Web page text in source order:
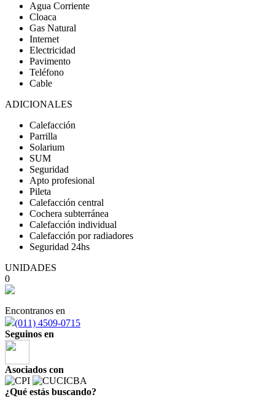
Agua Corriente
Cloaca
Gas Natural
Internet
Electricidad
Pavimento
Teléfono
Cable
ADICIONALES
Calefacción
Parrilla
Solarium
SUM
Seguridad
Apto profesional
Pileta
Calefacción central
Cochera subterránea
Calefacción individual
Calefacción por radiadores
Seguridad 24hs
UNIDADES
0
Encontranos en
(011) 4509-0715
Seguinos en
Asociados con
¿Qué estás buscando?